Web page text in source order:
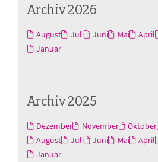
Archiv 2026
August Juli Juni Mai April
Januar
Archiv 2025
Dezember November Oktober
August
Juli Juni Mai April
Januar